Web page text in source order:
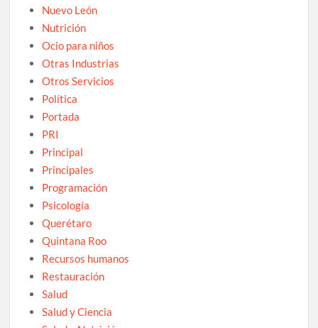
Nuevo León
Nutrición
Ocio para niños
Otras Industrias
Otros Servicios
Política
Portada
PRI
Principal
Principales
Programación
Psicología
Querétaro
Quintana Roo
Recursos humanos
Restauración
Salud
Salud y Ciencia